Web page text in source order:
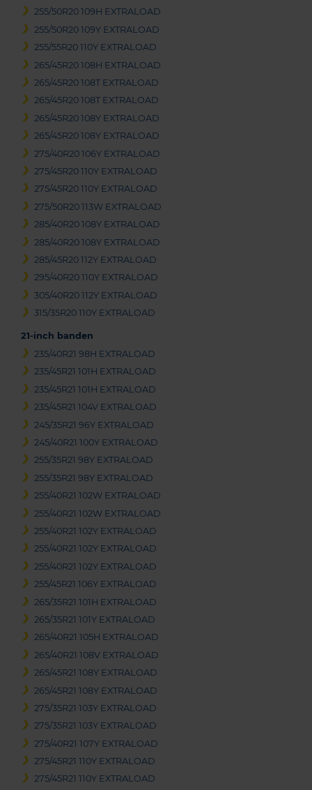
255/50R20 109H EXTRALOAD
255/50R20 109Y EXTRALOAD
255/55R20 110Y EXTRALOAD
265/45R20 108H EXTRALOAD
265/45R20 108T EXTRALOAD
265/45R20 108T EXTRALOAD
265/45R20 108Y EXTRALOAD
265/45R20 108Y EXTRALOAD
275/40R20 106Y EXTRALOAD
275/45R20 110Y EXTRALOAD
275/45R20 110Y EXTRALOAD
275/50R20 113W EXTRALOAD
285/40R20 108Y EXTRALOAD
285/40R20 108Y EXTRALOAD
285/45R20 112Y EXTRALOAD
295/40R20 110Y EXTRALOAD
305/40R20 112Y EXTRALOAD
315/35R20 110Y EXTRALOAD
21-inch banden
235/40R21 98H EXTRALOAD
235/45R21 101H EXTRALOAD
235/45R21 101H EXTRALOAD
235/45R21 104V EXTRALOAD
245/35R21 96Y EXTRALOAD
245/40R21 100Y EXTRALOAD
255/35R21 98Y EXTRALOAD
255/35R21 98Y EXTRALOAD
255/40R21 102W EXTRALOAD
255/40R21 102W EXTRALOAD
255/40R21 102Y EXTRALOAD
255/40R21 102Y EXTRALOAD
255/40R21 102Y EXTRALOAD
255/45R21 106Y EXTRALOAD
265/35R21 101H EXTRALOAD
265/35R21 101Y EXTRALOAD
265/40R21 105H EXTRALOAD
265/40R21 108V EXTRALOAD
265/45R21 108Y EXTRALOAD
265/45R21 108Y EXTRALOAD
275/35R21 103Y EXTRALOAD
275/35R21 103Y EXTRALOAD
275/40R21 107Y EXTRALOAD
275/45R21 110Y EXTRALOAD
275/45R21 110Y EXTRALOAD